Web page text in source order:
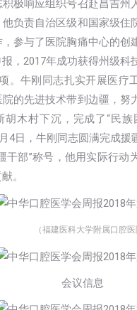
极响应组织号召赴昌吉州
负责自治区级和国家级住
参与了医院胸痛中心的创
，2017年成功获得州级科
。牛刚同志扎实开展医疗
的先进技术带到边疆，努
胡木村下沉，完成了“民族
4日，牛刚同志圆满完成援
干部”称号，他用实际行动
。
（福建医科大学附属口腔
会议信息